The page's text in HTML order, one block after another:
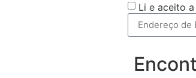
Li e aceito a